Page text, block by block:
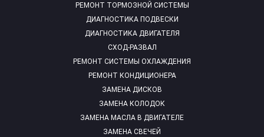
РЕМОНТ ТОРМОЗНОЙ СИСТЕМЫ
ДИАГНОСТИКА ПОДВЕСКИ
ДИАГНОСТИКА ДВИГАТЕЛЯ
СХОД-РАЗВАЛ
РЕМОНТ СИСТЕМЫ ОХЛАЖДЕНИЯ
РЕМОНТ КОНДИЦИОНЕРА
ЗАМЕНА ДИСКОВ
ЗАМЕНА КОЛОДОК
ЗАМЕНА МАСЛА В ДВИГАТЕЛЕ
ЗАМЕНА СВЕЧЕЙ